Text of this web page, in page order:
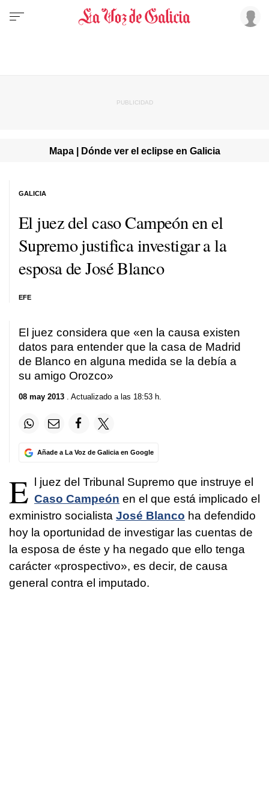
Mapa | Dónde ver el eclipse en Galicia
El juez del caso Campeón en el
Supremo justifica investigar a la
esposa de José Blanco
EFE
GALICIA
El juez considera que «en la causa existen
datos para entender que la casa de Madrid
de Blanco en alguna medida se la debía a
su amigo Orozco»
08 may 2013 . Actualizado a las 18:53 h.
Añade a La Voz de Galicia en Google
E
l juez del Tribunal Supremo que instruye el
Caso Campeón en el que está implicado el
exministro socialista José Blanco ha defendido
hoy la oportunidad de investigar las cuentas de
la esposa de éste y ha negado que ello tenga
carácter «prospectivo», es decir, de causa
general contra el imputado.